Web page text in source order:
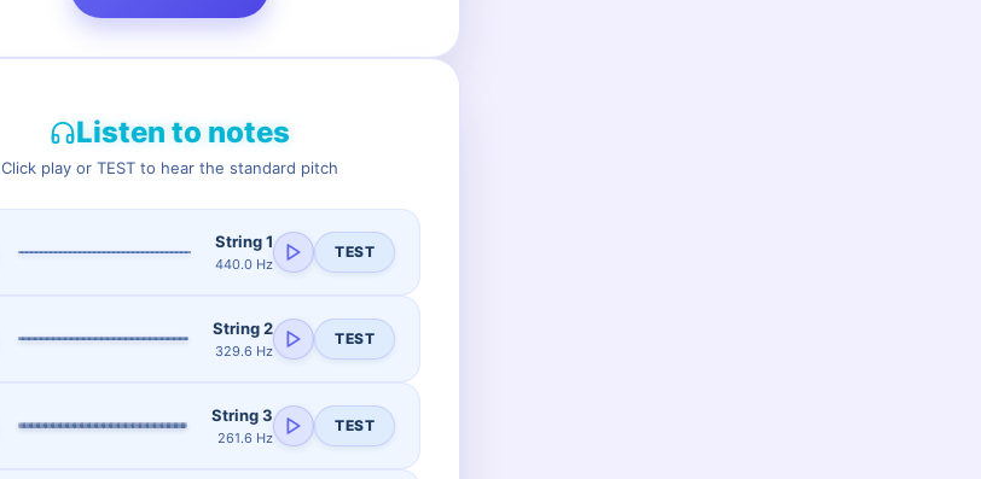
Listen to notes
Click play or TEST to hear the standard pitch
String 1
440.0 Hz
TEST
String 2
329.6 Hz
TEST
String 3
261.6 Hz
TEST